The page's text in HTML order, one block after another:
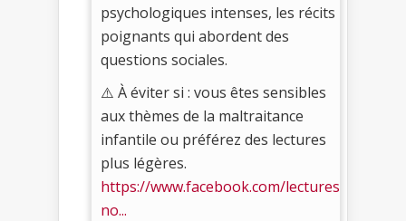
psychologiques intenses, les récits
poignants qui abordent des
questions sociales.
⚠️ À éviter si : vous êtes sensibles
aux thèmes de la maltraitance
infantile ou préférez des lectures
plus légères.
https://www.facebook.com/lectures
no...